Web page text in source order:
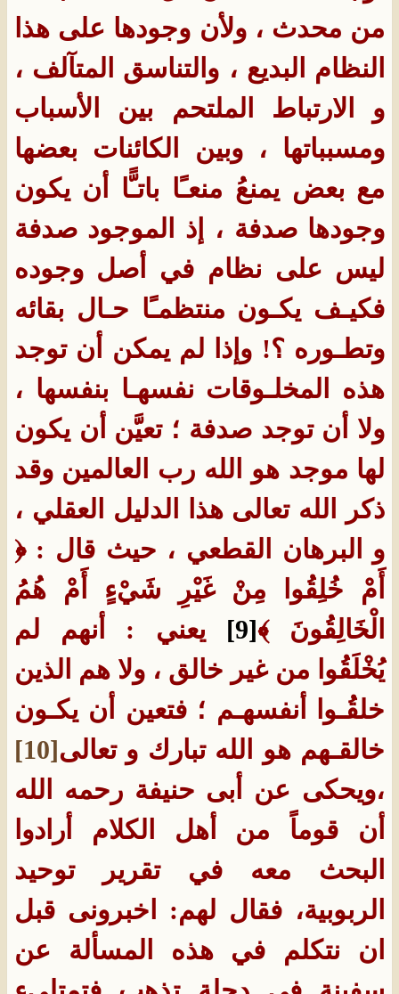
من محدث ، ولأن وجودها على هذا
النظام البديع ، والتناسق المتآلف ،
و الارتباط الملتحم بين الأسباب
ومسبباتها ، وبين الكائنات بعضها
مع بعض يمنعُ منعـًا باتـًّا أن يكون
وجودها صدفة ، إذ الموجود صدفة
ليس على نظام في أصل وجوده
فكيـف يكـون منتظمـًا حـال بقائه
وتطـوره ؟! وإذا لم يمكن أن توجد
هذه المخلـوقات نفسهـا بنفسها ،
ولا أن توجد صدفة ؛ تعيَّن أن يكون
لها موجد هو الله رب العالمين وقد
ذكر الله تعالى هذا الدليل العقلي ،
و البرهان القطعي ، حيث قال : ﴿
أَمْ خُلِقُوا مِنْ غَيْرِ شَيْءٍ أَمْ هُمُ
الْخَالِقُونَ ﴾[9]
يعني : أنهم لم
يُخْلَقُوا من غير خالق ، ولا هم الذين
خلقُـوا أنفسهـم ؛ فتعين أن يكـون
خالقـهم هو الله تبارك و تعالى[10]
،ويحكى عن أبى حنيفة رحمه الله
أن قوماً من أهل الكلام أرادوا
البحث معه في تقرير توحيد
الربوبية، فقال لهم: اخبرونى قبل
ان نتكلم في هذه المسألة عن